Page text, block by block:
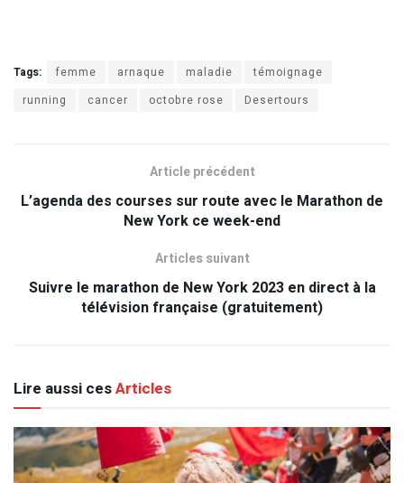
Tags: femme arnaque maladie
témoignage
running
cancer octobre rose Desertours
Article précédent
L’agenda des courses sur route avec le Marathon de
New York ce week-end
Articles suivant
Suivre le marathon de New York 2023 en direct à la
télévision française (gratuitement)
Lire aussi cesArticles